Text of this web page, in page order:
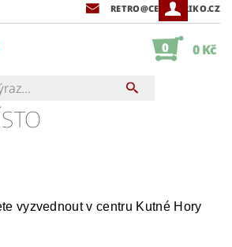
RETRO@CERNETRIKO.CZ
0 0 Kč
vyzvednout v centru Kutné Hory